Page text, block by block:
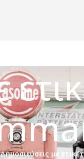
Δημοσιεύσεις με